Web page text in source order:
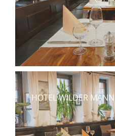
HOTEL WILDER MANN